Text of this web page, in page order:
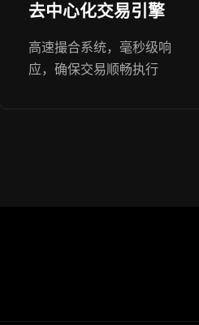
去中心化交易引擎
高速撮合系统，毫秒级响
应，确保交易顺畅执行